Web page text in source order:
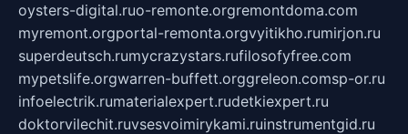
oysters-digital.ruo-remonte.orgremontdoma.com
myremont.orgportal-remonta.orgvyitikho.rumirjon.ru
superdeutsch.rumycrazystars.rufilosofyfree.com
mypetslife.orgwarren-buffett.orggreleon.comsp-or.ru
infoelectrik.rumaterialexpert.rudetkiexpert.ru
doktorvilechit.ruvsesvoimirykami.ruinstrumentgid.ru